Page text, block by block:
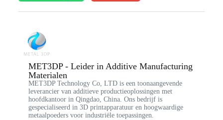
MET3DP - Leider in Additive Manufacturing
Materialen
MET3DP Technology Co, LTD is een toonaangevende
leverancier van additieve productieoplossingen met
hoofdkantoor in Qingdao, China. Ons bedrijf is
gespecialiseerd in 3D printapparatuur en hoogwaardige
metaalpoeders voor industriële toepassingen.